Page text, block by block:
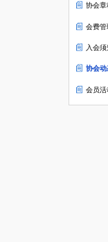
协会章
会费管
入会须
协会动
会员活